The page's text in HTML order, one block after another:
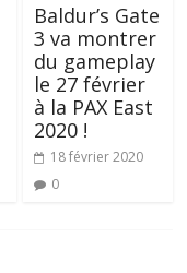
Baldur’s Gate
3 va montrer
du gameplay
le 27 février
à la PAX East
2020 !
18 février 2020
0